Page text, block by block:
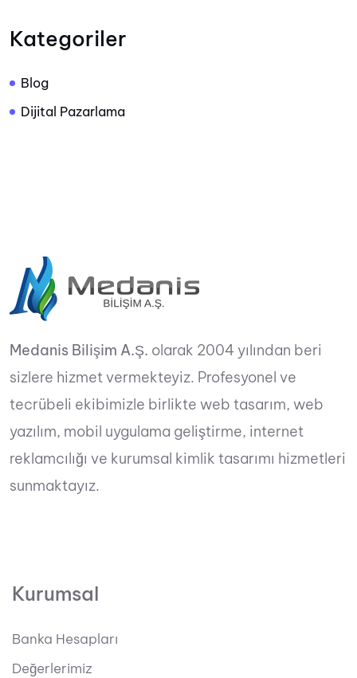
Kategoriler
Blog
Dijital Pazarlama
Medanis Bilişim A.Ş. olarak 2004 yılından beri
sizlere hizmet vermekteyiz. Profesyonel ve
tecrübeli ekibimizle birlikte web tasarım, web
yazılım, mobil uygulama geliştirme, internet
reklamcılığı ve kurumsal kimlik tasarımı hizmetleri
sunmaktayız.
Kurumsal
Banka Hesapları
Değerlerimiz